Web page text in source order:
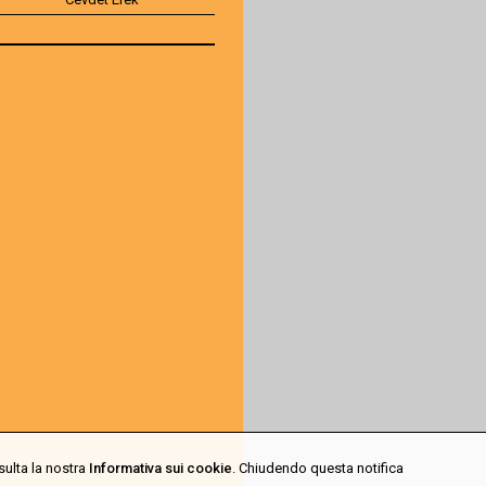
la nostra Informativa sui cookie. Chiudendo questa notifica